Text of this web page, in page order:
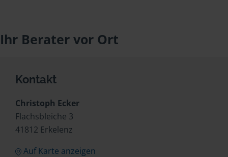
Ihr Berater vor Ort
Kontakt
Christoph Ecker
Flachsbleiche 3
41812 Erkelenz
Auf Karte anzeigen